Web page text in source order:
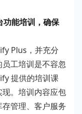
功能培训，确保
Plus，并充分
工培训是不容忽
提供的培训课
。培训内容应包
管理、客户服务